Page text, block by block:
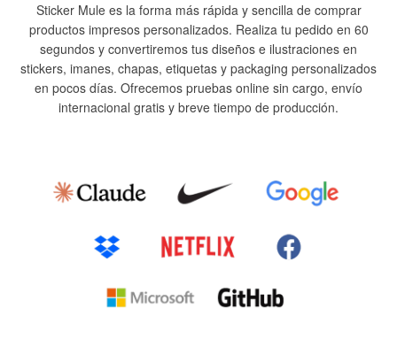
Sticker Mule es la forma más rápida y sencilla de comprar
productos impresos personalizados. Realiza tu pedido en 60
segundos y convertiremos tus diseños e ilustraciones en
stickers, imanes, chapas, etiquetas y packaging personalizados
en pocos días. Ofrecemos pruebas online sin cargo, envío
internacional gratis y breve tiempo de producción.